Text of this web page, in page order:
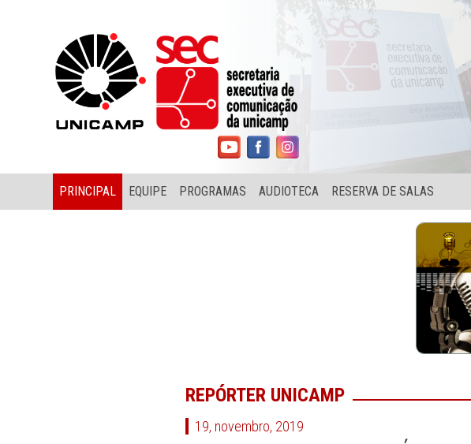
PRINCIPAL EQUIPE PROGRAMAS AUDIOTECA RESERVA DE SALAS
REPÓRTER UNICAMP
19, novembro, 2019